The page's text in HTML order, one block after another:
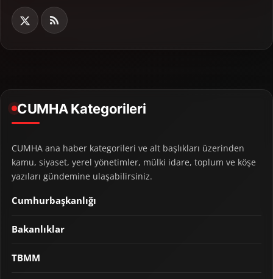
CUMHA Kategorileri
CUMHA ana haber kategorileri ve alt başlıkları üzerinden
kamu, siyaset, yerel yönetimler, mülki idare, toplum ve köşe
yazıları gündemine ulaşabilirsiniz.
Cumhurbaşkanlığı
Bakanlıklar
TBMM